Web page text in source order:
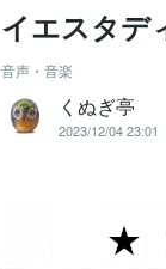
イエスタデ
音声・音楽
くぬぎ亭
2023/12/04 23:01